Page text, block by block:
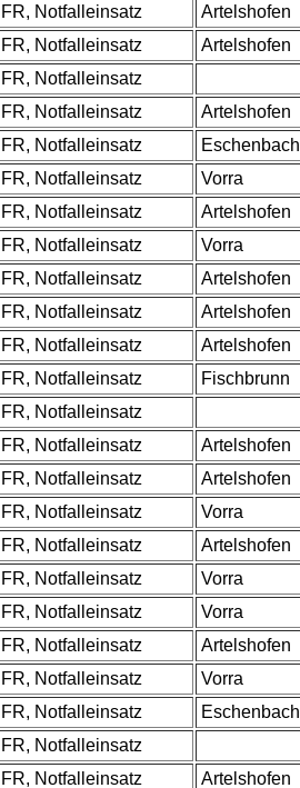
FR, Notfalleinsatz
Artelshofen
FR, Notfalleinsatz
Artelshofen
FR, Notfalleinsatz
FR, Notfalleinsatz
Artelshofen
FR, Notfalleinsatz
Eschenbach
FR, Notfalleinsatz
Vorra
FR, Notfalleinsatz
Artelshofen
FR, Notfalleinsatz
Vorra
FR, Notfalleinsatz
Artelshofen
FR, Notfalleinsatz
Artelshofen
FR, Notfalleinsatz
Artelshofen
FR, Notfalleinsatz
Fischbrunn
FR, Notfalleinsatz
FR, Notfalleinsatz
Artelshofen
FR, Notfalleinsatz
Artelshofen
FR, Notfalleinsatz
Vorra
FR, Notfalleinsatz
Artelshofen
FR, Notfalleinsatz
Vorra
FR, Notfalleinsatz
Vorra
FR, Notfalleinsatz
Artelshofen
FR, Notfalleinsatz
Vorra
FR, Notfalleinsatz
Eschenbach
FR, Notfalleinsatz
FR, Notfalleinsatz
Artelshofen